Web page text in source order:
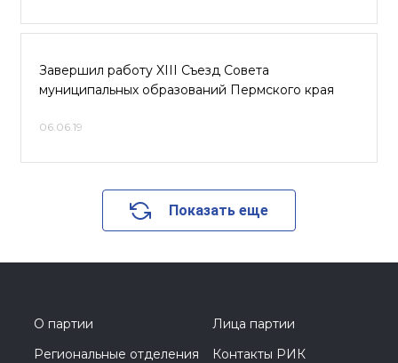
Завершил работу XIII Съезд Совета
муниципальных образований Пермского края
06.06.19
Показать еще
О партии
Лица партии
Региональные отделения
Контакты РИК